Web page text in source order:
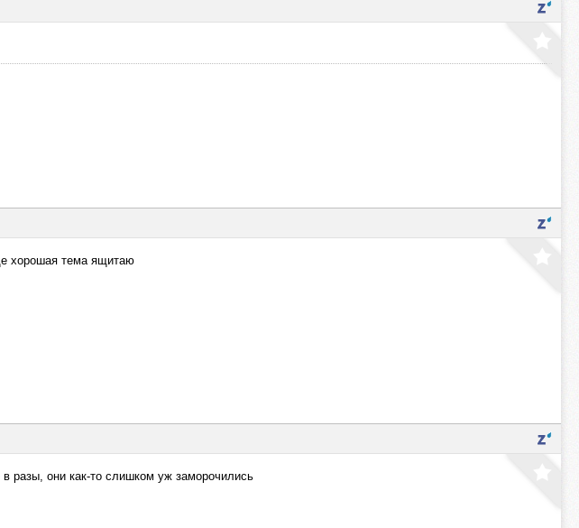
хорошая тема ящитаю
разы, они как-то слишком уж заморочились